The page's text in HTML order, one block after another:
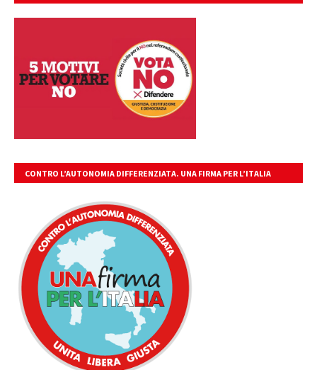
CONTRO L’AUTONOMIA DIFFERENZIATA. UNA FIRMA PER L’ITALIA